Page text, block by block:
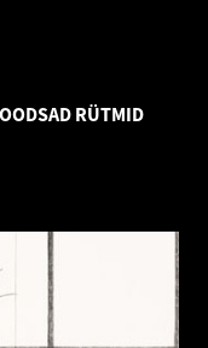
RÜTMID